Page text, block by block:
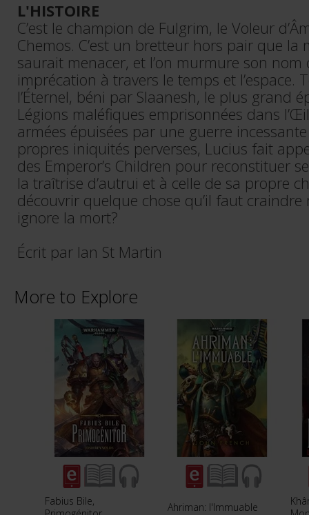
L'HISTOIRE
C’est le champion de Fulgrim, le Voleur
Chemos. C’est un bretteur hors pair que la
saurait menacer, et l’on murmure son nom
imprécation à travers le temps et l’espace.
l’Éternel, béni par Slaanesh, le plus grand
Légions maléfiques emprisonnées dans
armées épuisées par une guerre
propres iniquités perverses, Lucius fait
des Emperor’s Children pour reconstituer
la traîtrise d’autrui et à celle de sa propre
découvrir quelque chose qu’il faut
ignore la mort?
Écrit par Ian St Martin
More to Explore
Fabius Bile,
Ahriman: l'Immuable